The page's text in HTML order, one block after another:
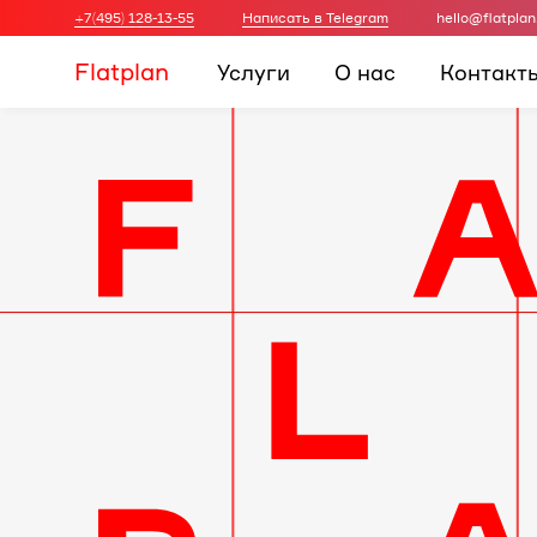
+7(495) 128-13-55 Написать в Telegram
Flatplan Услуги О нас
Дизайн-
интерьера